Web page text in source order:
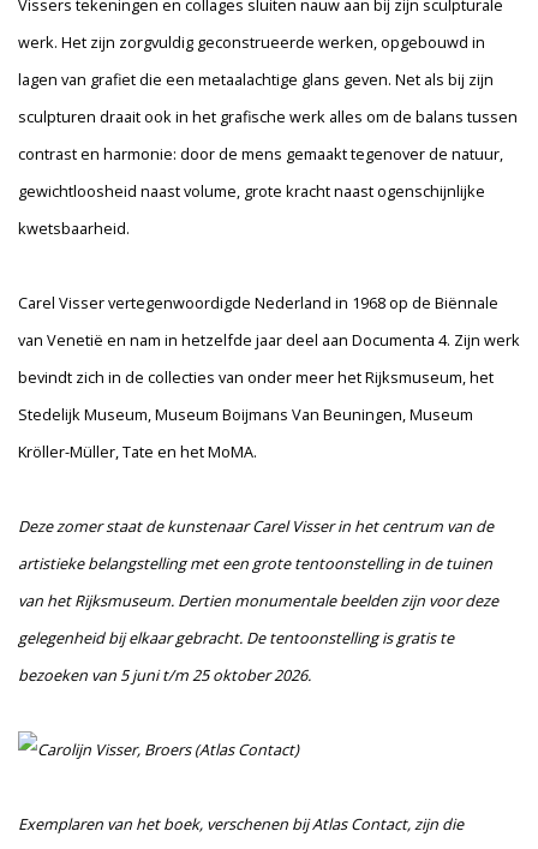
Vissers tekeningen en collages sluiten nauw aan bij zijn sculpturale
werk. Het zijn zorgvuldig geconstrueerde werken, opgebouwd in
lagen van grafiet die een metaalachtige glans geven. Net als bij zijn
sculpturen draait ook in het grafische werk alles om de balans tussen
contrast en harmonie: door de mens gemaakt tegenover de natuur,
gewichtloosheid naast volume, grote kracht naast ogenschijnlijke
kwetsbaarheid.
Carel Visser vertegenwoordigde Nederland in 1968 op de Biënnale
van Venetië en nam in hetzelfde jaar deel aan Documenta 4. Zijn werk
bevindt zich in de collecties van onder meer het Rijksmuseum, het
Stedelijk Museum, Museum Boijmans Van Beuningen, Museum
Kröller-Müller, Tate en het MoMA.
Deze zomer staat de kunstenaar Carel Visser in het centrum van de
artistieke belangstelling met een grote tentoonstelling in de tuinen
van het Rijksmuseum. Dertien monumentale beelden zijn voor deze
gelegenheid bij elkaar gebracht. De tentoonstelling is gratis te
bezoeken van 5 juni t/m 25 oktober 2026.
Exemplaren van het boek, verschenen bij Atlas Contact, zijn die